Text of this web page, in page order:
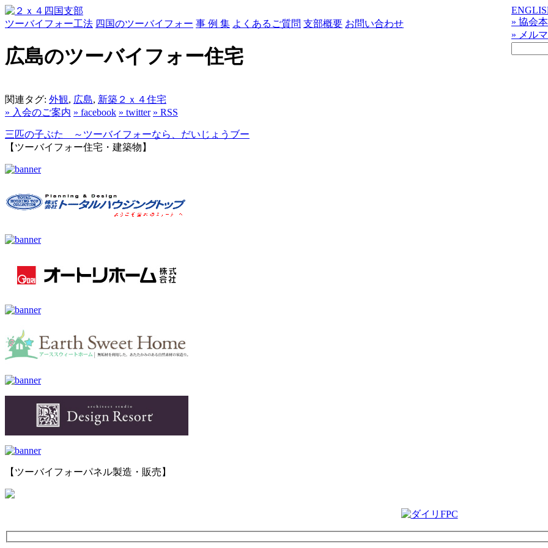
» 協会
» メル
ツーバイフォー工法 四国のツーバイフォー 事 例 集 よくあるご質問 支部概要 お問い合わせ
広島のツーバイフォー住宅
関連タグ: 外観, 広島, 新築２ｘ４住宅
» 入会のご案内 » facebook » twitter » RSS
三匹の子ぶた ～ツーバイフォーなら、だいじょうブー
【ツーバイフォー住宅・建築物】
【ツーバイフォーパネル製造・販売】